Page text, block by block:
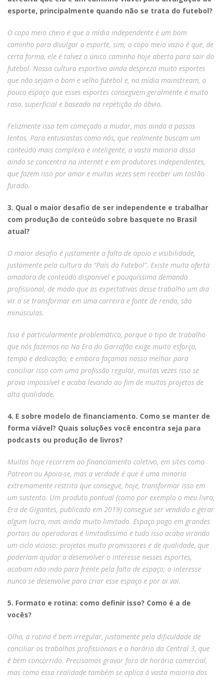
esporte, principalmente quando não se trata do futebol?
O copo meio cheio é que a mídia independente é um bom
caminho para divulgar o esporte, sim; o copo meio vazio é que, de
certa forma, ele é talvez o único caminho hoje aberto para sair do
futebol. Nossa cultura esportiva ainda despreza muito esportes
que não sejam o bom e velho futebol e, na mídia mainstream, o
pouco espaço que esses esportes conseguem geralmente é muito
raso, superficial e baseado na repetição do óbvio.
Felizmente isso tem começado a mudar, mas ainda a passos
lentos. Para entusiastas como nós, que realmente buscam um
conteúdo mais complexo e inteligente, a vasta maioria disso
ainda se concentra na internet e em produtores independentes,
que fazem isso por amor e muitas vezes sem receber um tostão
furado.
3. Qual o maior desafio de ser independente e trabalhar
com produção de conteúdo sobre basquete no Brasil
atual?
O maior desafio é justamente a falta de apoio e visibilidade,
justamente pela cultura do “País do Futebol”. Existe muita oferta
amadora de conteúdo disponível e pouquíssima demanda
profissional, de modo que as expectativas desse trabalho um dia
vir a se transformar em uma carreira e fonte de renda, são
minúsculas.
Isso é particularmente problemático, porque o tipo de trabalho
que nós fazemos no Na Era do Garrafão exige muito esforço,
tempo e dedicação; e embora façamos nosso melhor para
conciliar isso com uma profissão regular, muitas vezes isso se
prova impossível e acaba levando ao fim de muitos projetos de
alta qualidade.
4. E sobre modelo de financiamento. Como se manter de
forma viável? Quais soluções você encontra seja para
podcasts ou produção de livros?
Muitos hoje recorrem ao financiamento coletivo, em sites como
Patreon ou Apoia-se, mas a verdade é que é uma minoria
extremamente restrita que consegue, hoje, transformar isso em
um sustento. Um produto pontual (como por exemplo o meu livro,
Era de Gigantes, publicado em 2019) consegue ser vendido e gerar
algum lucro, mas ainda muito limitado. Espaço pago em grandes
portais ou operadoras é limitadíssimo e tudo isso acaba virando
um ciclo vicioso: projetos muito promissores e de qualidade, que
poderiam ajudar a desenvolver o interesse nesses esportes,
acabam não indo para frente pela falta de espaço; o interesse
nunca se desenvolve para criar esse espaço e por ai vai.
5. Formato e rotina: como definir isso? Como é a de
vocês?
Olha, a rotina é bem irregular, justamente pela dificuldade de
conciliar os trabalhos profissionais e o horário da Central 3, que
é bem concorrido. Precisamos gravar fora de horário comercial,
mas como essa realidade também se aplica à vasta maioria dos